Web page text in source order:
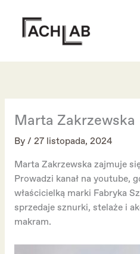
content
Marta Zakrzewska
By/ 27 listopada, 2024
Marta Zakrzewska zajmuje
Prowadzi kanał na youtube,
właścicielką marki Fabryka
sprzedaje sznurki, stelaże i
makram.